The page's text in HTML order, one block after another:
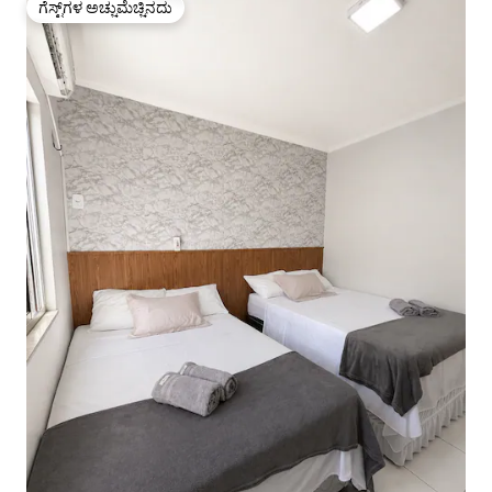
ಗೆಸ್ಟ್‌ಗಳ ಅಚ್ಚುಮೆಚ್ಚಿನದು
ಗೆಸ್ಟ್‌ಗಳ ಅಚ್ಚುಮೆಚ್ಚಿನದು